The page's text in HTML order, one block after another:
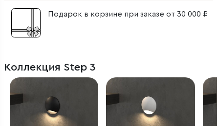
Подарок в корзине при заказе от 30 000 ₽
Коллекция Step 3